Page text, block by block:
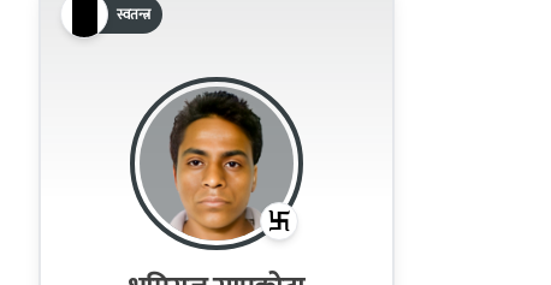
स्वतन्त्र